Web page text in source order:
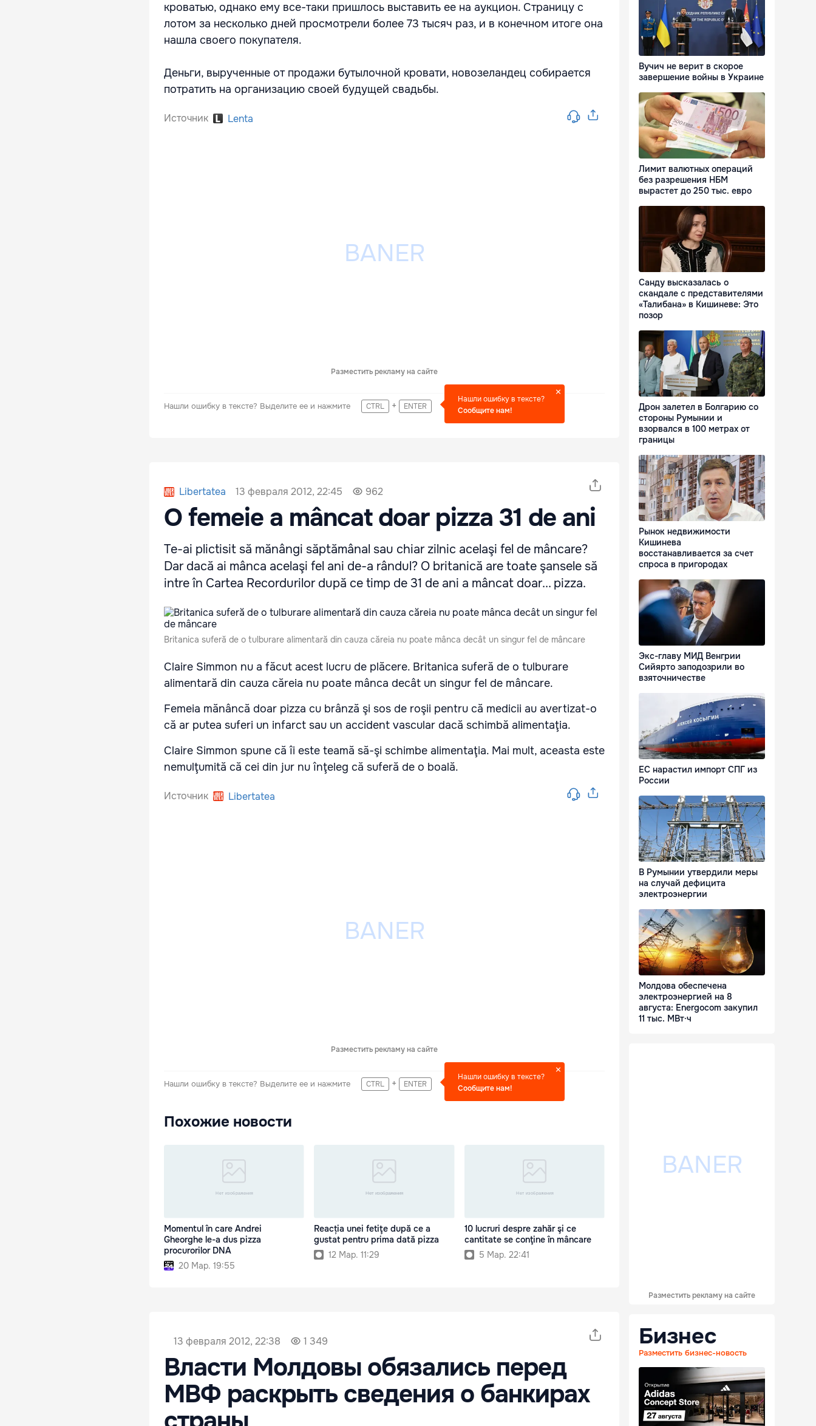
кроватью, однако ему все-таки пришлось выставить ее на аукцион. Страницу с
лотом за несколько дней просмотрели более 73 тысяч раз, и в конечном итоге она
нашла своего покупателя.
Деньги, вырученные от продажи бутылочной кровати, новозеландец собирается
потратить на организацию своей будущей свадьбы.
Источник Lenta
Разместить рекламу на сайте
Нашли ошибку в тексте? Выделите ее и нажмите CTRL + ENTER
Нашли ошибку в тексте?
Сообщите нам!
Libertatea 13 февраля 2012, 22:45 962
O femeie a mâncat doar pizza 31 de ani
Te-ai plictisit să mănângi săptămânal sau chiar zilnic acelaşi fel de mâncare?
Dar dacă ai mânca acelaşi fel ani de-a rândul? O britanică are toate şansele să
intre în Cartea Recordurilor după ce timp de 31 de ani a mâncat doar... pizza.
Britanica suferă de o tulburare alimentară din cauza căreia nu poate mânca decât un singur fel de mâncare
Claire Simmon nu a făcut acest lucru de plăcere. Britanica suferă de o tulburare
alimentară din cauza căreia nu poate mânca decât un singur fel de mâncare.
Femeia mănâncă doar pizza cu brânză şi sos de roşii pentru că medicii au avertizat-o
că ar putea suferi un infarct sau un accident vascular dacă schimbă alimentaţia.
Claire Simmon spune că îi este teamă să-şi schimbe alimentaţia. Mai mult, aceasta este
nemulţumită că cei din jur nu înţeleg că suferă de o boală.
Источник Libertatea
Разместить рекламу на сайте
Нашли ошибку в тексте? Выделите ее и нажмите CTRL + ENTER
Нашли ошибку в тексте?
Сообщите нам!
Похожие новости
Momentul în care Andrei
Gheorghe le-a dus pizza
procurorilor DNA
20 Мар. 19:55
Reacția unei fetiţe după ce a
gustat pentru prima dată pizza
12 Мар. 11:29
10 lucruri despre zahăr şi ce
cantitate se conţine în mâncare
5 Мар. 22:41
13 февраля 2012, 22:38 1 349
Власти Молдовы обязались перед
МВФ раскрыть сведения о банкирах
Вучич не верит в скорое
завершение войны в Украине
Лимит валютных операций
без разрешения НБМ
вырастет до 250 тыс. евро
Санду высказалась о
скандале с представителями
«Талибана» в Кишиневе: Это
позор
Дрон залетел в Болгарию со
стороны Румынии и
взорвался в 100 метрах от
границы
Рынок недвижимости
Кишинева
восстанавливается за счет
спроса в пригородах
Экс-главу МИД Венгрии
Сийярто заподозрили во
взяточничестве
ЕС нарастил импорт СПГ из
России
В Румынии утвердили меры
на случай дефицита
электроэнергии
Молдова обеспечена
электроэнергией на 8
августа: Energocom закупил
11 тыс. МВт·ч
Разместить рекламу на сайте
Бизнес
Разместить бизнес-новость